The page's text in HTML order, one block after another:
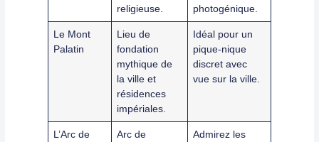
religieuse.
photogénique.
Le Mont
Palatin
Lieu de
fondation
mythique de
la ville et
résidences
impériales.
Idéal pour un
pique-nique
discret avec
vue sur la ville.
L’Arc de
Arc de
Admirez les